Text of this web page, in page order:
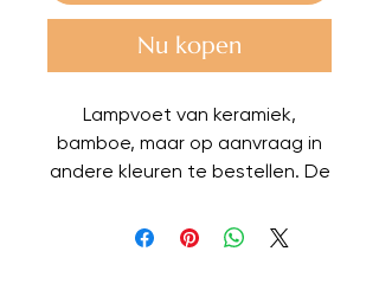
Nu kopen
Lampvoet van keramiek,
bamboe, maar op aanvraag in
andere kleuren te bestellen. De
transparant kunststof.